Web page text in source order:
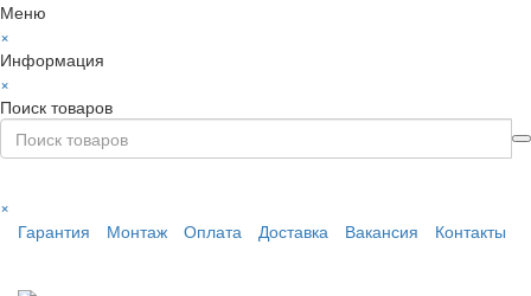
Меню
×
Информация
×
Поиск товаров
×
Гарантия
Монтаж Оплата Доставка Вакансия Контакты